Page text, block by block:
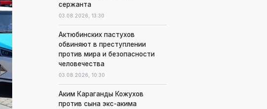
сержанта
03.08.2026, 13:30
Актюбинских пастухов
обвиняют в преступлении
против мира и безопасности
человечества
03.08.2026, 10:30
Аким Караганды Кожухов
против сына экс-акима